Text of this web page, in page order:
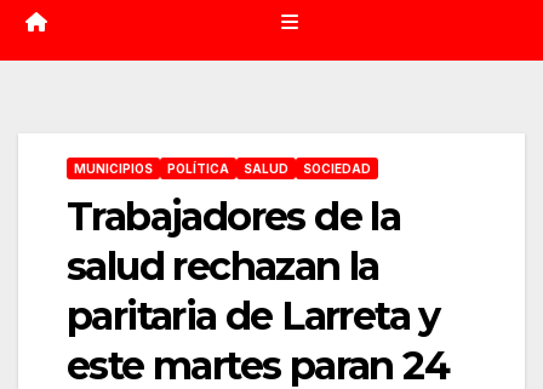
MUNICIPIOS POLÍTICA SALUD SOCIEDAD
Trabajadores de la
salud rechazan la
paritaria de Larreta y
este martes paran 24